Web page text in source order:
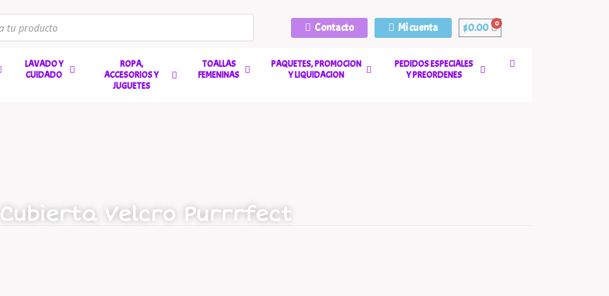
Contacto Mi cuenta $0.00
LAVADO Y
CUIDADO
ROPA,
ACCESORIOS Y
JUGUETES
TOALLAS
FEMENINAS
PAQUETES, PROMOCION
Y LIQUIDACION
PEDIDOS ESPECIALES
Y PREORDENES
Cubierta Velcro Purrrfect